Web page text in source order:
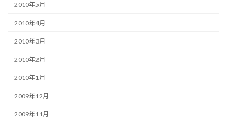
2010年5月
2010年4月
2010年3月
2010年2月
2010年1月
2009年12月
2009年11月